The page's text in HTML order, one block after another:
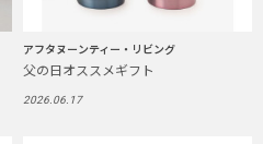
アフタヌーンティー・リビング
父の日オススメギフト
2026.06.17